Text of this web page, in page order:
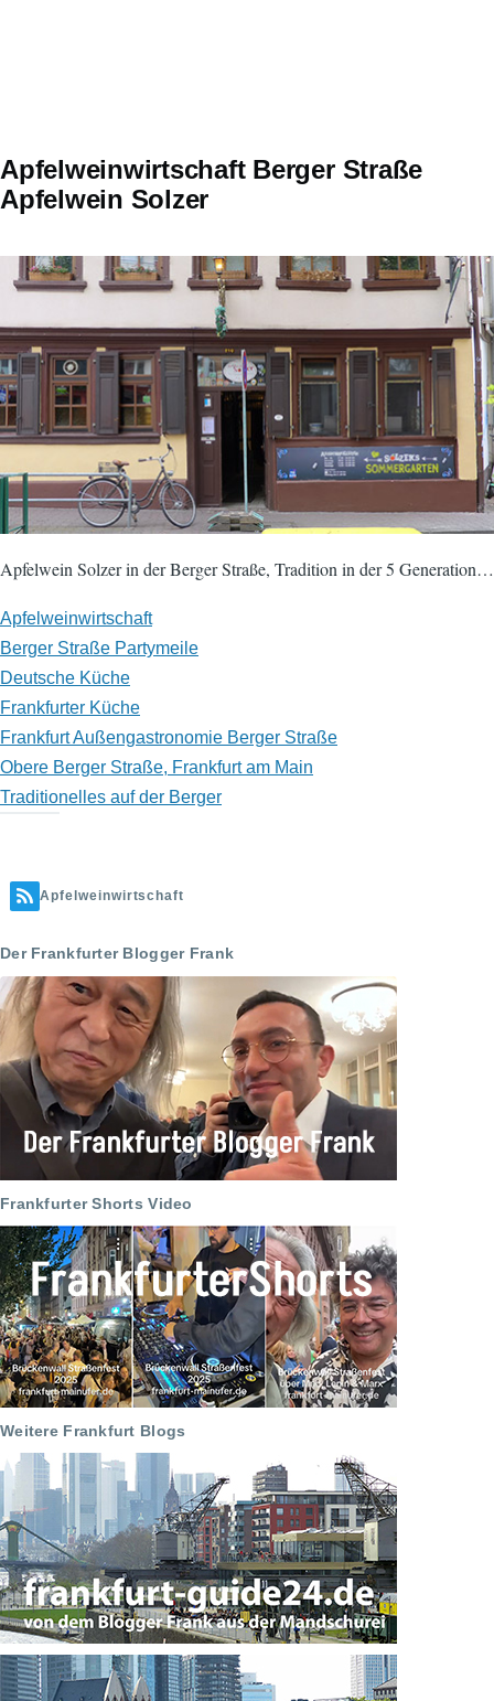
Apfelweinwirtschaft Berger Straße
Apfelwein Solzer
Apfelwein Solzer in der Berger Straße, Tradition in der 5 Generation…
Apfelweinwirtschaft
Berger Straße Partymeile
Deutsche Küche
Frankfurter Küche
Frankfurt Außengastronomie Berger Straße
Obere Berger Straße, Frankfurt am Main
Traditionelles auf der Berger
Apfelweinwirtschaft
Der Frankfurter Blogger Frank
Frankfurter Shorts Video
Weitere Frankfurt Blogs